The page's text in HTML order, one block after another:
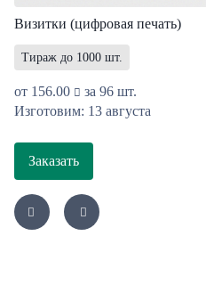
Визитки (цифровая печать)
Тираж до 1000 шт.
от 156.00
за 96 шт.
Изготовим: 13 августа
Заказать